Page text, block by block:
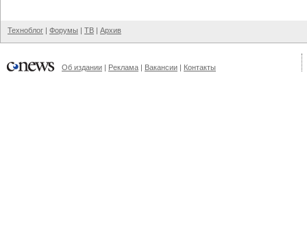
Техноблог | Форумы | ТВ | Архив
Об издании | Реклама | Вакансии | Контакты